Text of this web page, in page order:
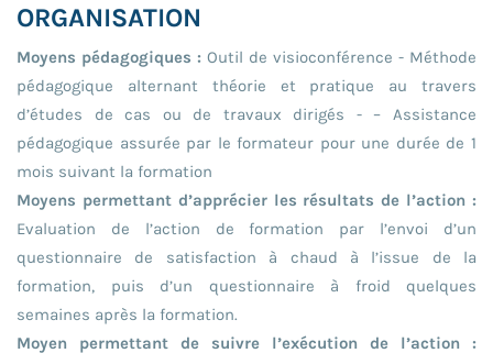
ORGANISATION
Moyens pédagogiques : Outil de visioconférence - Méthode
pédagogique alternant théorie et pratique au travers
d’études de cas ou de travaux dirigés - – Assistance
pédagogique assurée par le formateur pour une durée de 1
mois suivant la formation
Moyens permettant d’apprécier les résultats de l’action :
Evaluation de l’action de formation par l’envoi d’un
questionnaire de satisfaction à chaud à l’issue de la
formation, puis d’un questionnaire à froid quelques
semaines après la formation.
Moyen permettant de suivre l’exécution de l’action :